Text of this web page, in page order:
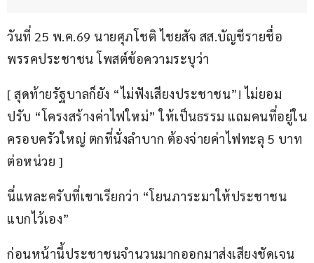
วันที่ 25 พ.ค.69 นายศุภโชติ ไชยสัจ สส.บัญชีรายชื่อ
พรรคประชาชน โพสต์ข้อความระบุว่า
[ สุดท้ายรัฐบาลก็ยัง “ไม่ฟังเสียงประชาชน”! ไม่ยอม
ปรับ “โครงสร้างค่าไฟใหม่” ให้เป็นธรรม แถมคนที่อยู่ใน
ครอบครัวใหญ่ ตกที่นั่งลำบาก ต้องจ่ายค่าไฟทะลุ 5 บาท
ต่อหน่วย ]
นี่แหละครับที่เขาเรียกว่า “โยนภาระมาให้ประชาชน
แบกไว้เอง”
ก่อนหน้านี้ประชาชนจำนวนมากออกมาส่งเสียงชัดเจน